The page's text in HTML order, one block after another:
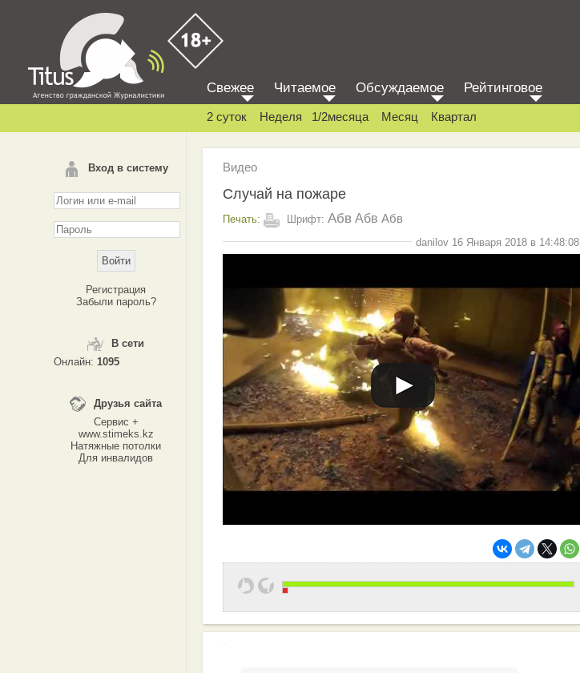
Вход в систему
Регистрация
Забыли пароль?
В сети
Онлайн: 1095
Друзья сайта
Сервис +
www.stimeks.kz
Натяжные потолки
Для инвалидов
Свежее Читаемое Обсуждаемое Рейтинговое
2 суток Неделя 1/2месяца Месяц Квартал
Видео
Случай на пожаре
Печать: Шрифт: Абв Абв Абв
danilov 16 Января 2018 в 14:48:08